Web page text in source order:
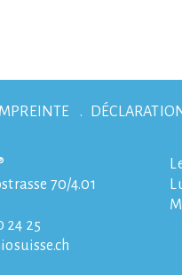
70/4.01
24 25